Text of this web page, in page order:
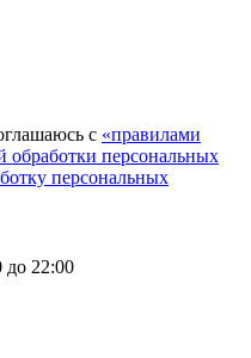
с «правилами
обработки персональных
персональных
до 22:00